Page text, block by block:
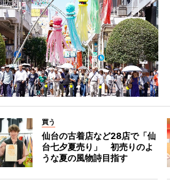
買う
仙台の古着店など28店で「仙
台七夕夏売り」 初売りのよ
うな夏の風物詩目指す